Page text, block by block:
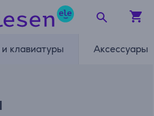
клавиатуры Аксессуары